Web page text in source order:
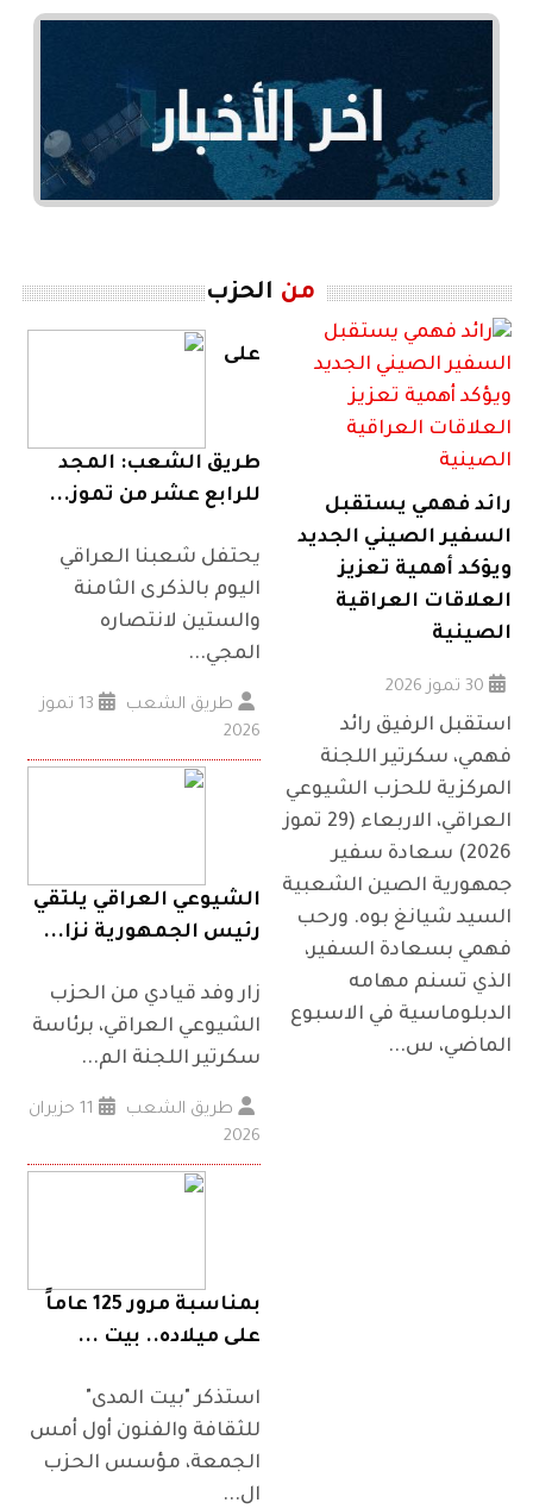
من الحزب
رائد فهمي يستقبل
السفير الصيني الجديد
ويؤكد أهمية تعزيز
العلاقات العراقية
الصينية
استقبل الرفيق رائد
فهمي، سكرتير اللجنة
المركزية للحزب الشيوعي
العراقي، الاربعاء (29 تموز
2026) سعادة سفير
جمهورية الصين الشعبية
السيد شيانغ بوه. ورحب
فهمي بسعادة السفير،
الذي تسنم مهامه
الدبلوماسية في الاسبوع
الماضي، س...
على
طريق الشعب: المجد
للرابع عشر من تموز...
يحتفل شعبنا العراقي
اليوم بالذكرى الثامنة
والستين لانتصاره
المجي...
طريق الشعب
13 تموز
2026
الشيوعي العراقي يلتقي
رئيس الجمهورية نزا...
زار وفد قيادي من الحزب
الشيوعي العراقي، برئاسة
سكرتير اللجنة الم...
طريق الشعب
11 حزيران
2026
بمناسبة مرور 125 عاماً
على ميلاده.. بيت ...
استذكر "بيت المدى"
للثقافة والفنون أول أمس
الجمعة، مؤسس الحزب
ال...